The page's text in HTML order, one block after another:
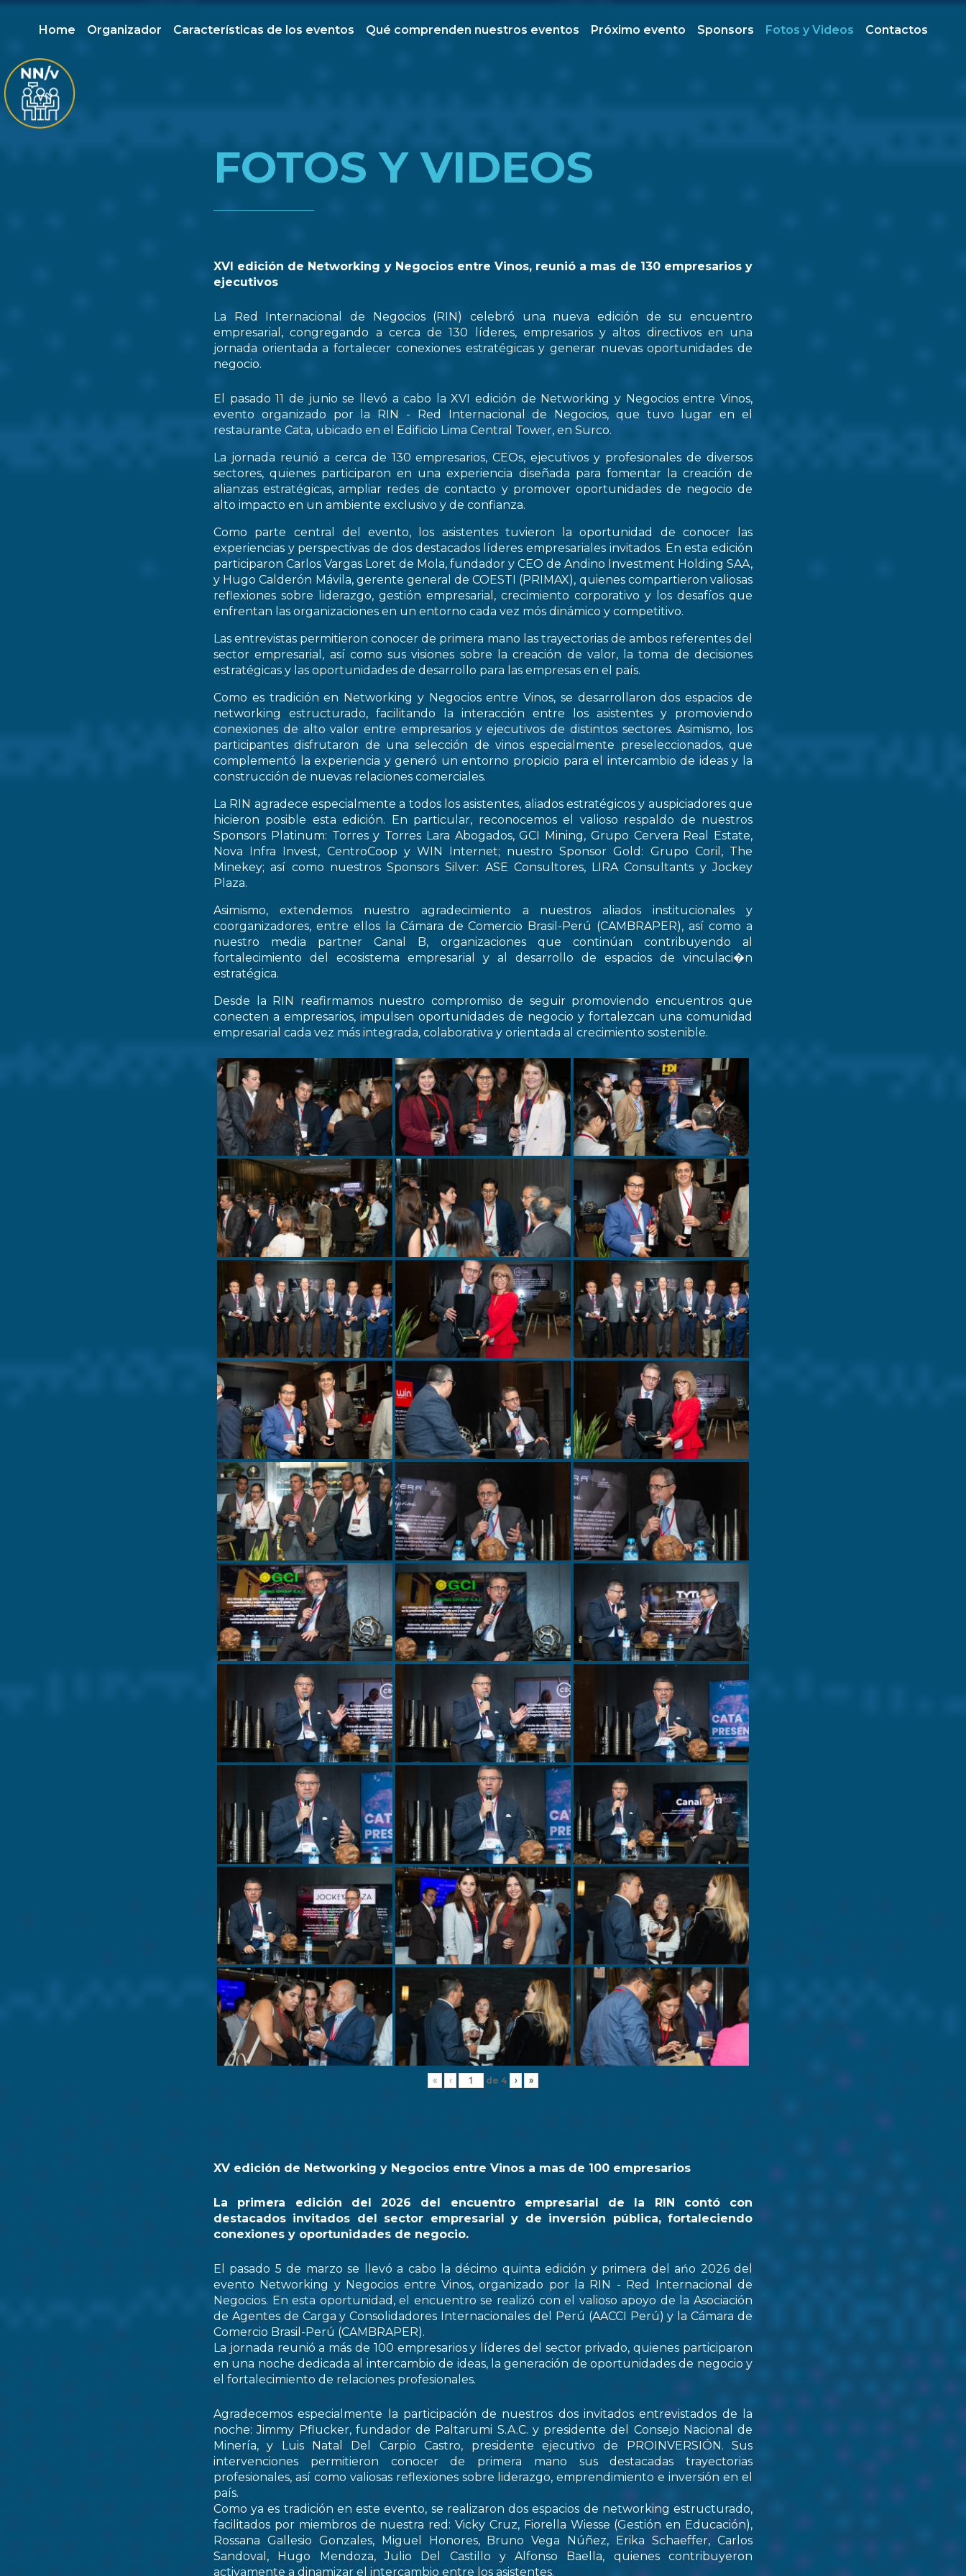
Home Organizador Características de los eventos Qué comprenden nuestros eventos Próximo evento Sponsors Fotos y Videos Contactos
FOTOS Y VIDEOS
XVI edición de Networking y Negocios entre Vinos, reunió a mas de 130 empresarios y
ejecutivos
La Red Internacional de Negocios (RIN) celebró una nueva edición de su encuentro
empresarial, congregando a cerca de 130 líderes, empresarios y altos directivos en una
jornada orientada a fortalecer conexiones estratégicas y generar nuevas oportunidades de
negocio.
El pasado 11 de junio se llevó a cabo la XVI edición de Networking y Negocios entre Vinos,
evento organizado por la RIN - Red Internacional de Negocios, que tuvo lugar en el
restaurante Cata, ubicado en el Edificio Lima Central Tower, en Surco.
La jornada reunió a cerca de 130 empresarios, CEOs, ejecutivos y profesionales de diversos
sectores, quienes participaron en una experiencia diseñada para fomentar la creación de
alianzas estratégicas, ampliar redes de contacto y promover oportunidades de negocio de
alto impacto en un ambiente exclusivo y de confianza.
Como parte central del evento, los asistentes tuvieron la oportunidad de conocer las
experiencias y perspectivas de dos destacados líderes empresariales invitados. En esta edición
participaron Carlos Vargas Loret de Mola, fundador y CEO de Andino Investment Holding SAA,
y Hugo Calderón Mávila, gerente general de COESTI (PRIMAX), quienes compartieron valiosas
reflexiones sobre liderazgo, gestión empresarial, crecimiento corporativo y los desafíos que
enfrentan las organizaciones en un entorno cada vez mós dinámico y competitivo.
Las entrevistas permitieron conocer de primera mano las trayectorias de ambos referentes del
sector empresarial, así como sus visiones sobre la creación de valor, la toma de decisiones
estratégicas y las oportunidades de desarrollo para las empresas en el país.
Como es tradición en Networking y Negocios entre Vinos, se desarrollaron dos espacios de
networking estructurado, facilitando la interacción entre los asistentes y promoviendo
conexiones de alto valor entre empresarios y ejecutivos de distintos sectores. Asimismo, los
participantes disfrutaron de una selección de vinos especialmente preseleccionados, que
complementó la experiencia y generó un entorno propicio para el intercambio de ideas y la
construcción de nuevas relaciones comerciales.
La RIN agradece especialmente a todos los asistentes, aliados estratégicos y auspiciadores que
hicieron posible esta edición. En particular, reconocemos el valioso respaldo de nuestros
Sponsors Platinum: Torres y Torres Lara Abogados, GCI Mining, Grupo Cervera Real Estate,
Nova Infra Invest, CentroCoop y WIN Internet; nuestro Sponsor Gold: Grupo Coril, The
Minekey; así como nuestros Sponsors Silver: ASE Consultores, LIRA Consultants y Jockey
Plaza.
Asimismo, extendemos nuestro agradecimiento a nuestros aliados institucionales y
coorganizadores, entre ellos la Cámara de Comercio Brasil-Perú (CAMBRAPER), así como a
nuestro media partner Canal B, organizaciones que continúan contribuyendo al
fortalecimiento del ecosistema empresarial y al desarrollo de espacios de vinculaci�n
estratégica.
Desde la RIN reafirmamos nuestro compromiso de seguir promoviendo encuentros que
conecten a empresarios, impulsen oportunidades de negocio y fortalezcan una comunidad
empresarial cada vez más integrada, colaborativa y orientada al crecimiento sostenible.
« ‹ de 4 › »
XV edición de Networking y Negocios entre Vinos a mas de 100 empresarios
La primera edición del 2026 del encuentro empresarial de la RIN contó con
destacados invitados del sector empresarial y de inversión pública, fortaleciendo
conexiones y oportunidades de negocio.
El pasado 5 de marzo se llevó a cabo la décimo quinta edición y primera del ańo 2026 del
evento Networking y Negocios entre Vinos, organizado por la RIN - Red Internacional de
Negocios. En esta oportunidad, el encuentro se realizó con el valioso apoyo de la Asociación
de Agentes de Carga y Consolidadores Internacionales del Perú (AACCI Perú) y la Cámara de
Comercio Brasil-Perú (CAMBRAPER).
La jornada reunió a más de 100 empresarios y líderes del sector privado, quienes participaron
en una noche dedicada al intercambio de ideas, la generación de oportunidades de negocio y
el fortalecimiento de relaciones profesionales.
Agradecemos especialmente la participación de nuestros dos invitados entrevistados de la
noche: Jimmy Pflucker, fundador de Paltarumi S.A.C. y presidente del Consejo Nacional de
Minería, y Luis Natal Del Carpio Castro, presidente ejecutivo de PROINVERSIÓN. Sus
intervenciones permitieron conocer de primera mano sus destacadas trayectorias
profesionales, así como valiosas reflexiones sobre liderazgo, emprendimiento e inversión en el
país.
Como ya es tradición en este evento, se realizaron dos espacios de networking estructurado,
facilitados por miembros de nuestra red: Vicky Cruz, Fiorella Wiesse (Gestión en Educación),
Rossana Gallesio Gonzales, Miguel Honores, Bruno Vega Núñez, Erika Schaeffer, Carlos
Sandoval, Hugo Mendoza, Julio Del Castillo y Alfonso Baella, quienes contribuyeron
activamente a dinamizar el intercambio entre los asistentes.